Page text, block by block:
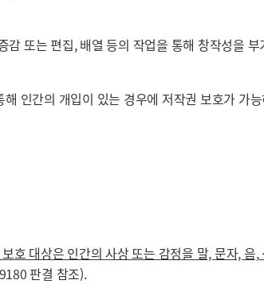
또는 편집, 배열 등의 작업을 통해 창작성을
인간의 개입이 있는 경우에 저작권 보호가 가
호 대상은 인간의 사상 또는 감정을 말, 문자, 음
판결 참조).